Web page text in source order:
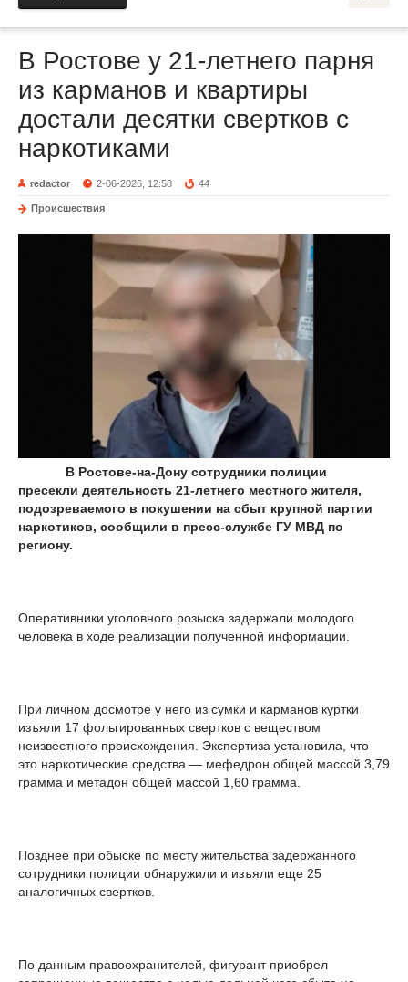
В Ростове у 21-летнего парня
из карманов и квартиры
достали десятки свертков с
наркотиками
redactor 2-06-2026, 12:58 44
Происшествия
В Ростове-на-Дону сотрудники полиции
пресекли деятельность 21-летнего местного жителя,
подозреваемого в покушении на сбыт крупной партии
наркотиков, сообщили в пресс-службе ГУ МВД по
региону.
Оперативники уголовного розыска задержали молодого
человека в ходе реализации полученной информации.
При личном досмотре у него из сумки и карманов куртки
изъяли 17 фольгированных свертков с веществом
неизвестного происхождения. Экспертиза установила, что
это наркотические средства — мефедрон общей массой 3,79
грамма и метадон общей массой 1,60 грамма.
Позднее при обыске по месту жительства задержанного
сотрудники полиции обнаружили и изъяли еще 25
аналогичных свертков.
По данным правоохранителей, фигурант приобрел